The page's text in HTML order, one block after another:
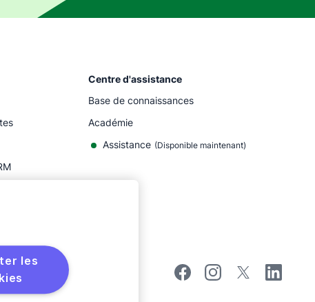
Centre d'assistance
Base de connaissances
Académie
Assistance (Disponible maintenant)
les